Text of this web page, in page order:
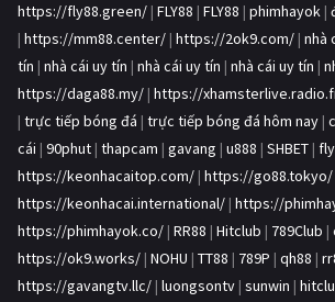
https://fly88.green/ | FLY88 | FLY88 | phimhayok |
| https://mm88.center/ | https://2ok9.com/ | nhà
tín | nhà cái uy tín | nhà cái uy tín | nhà cái uy tín |
https://daga88.my/ | https://
| trực tiếp bóng đá | trực tiếp bóng đá hôm nay |
cái | 90phut | thapcam | gavang | u888 | SHBET |
https://keonhacaitop.com/ | https://go88.tokyo/
https://keonhacai.international/ | https://
https://phimhayok.co/ | RR88 | Hitclub | 789Club |
https://ok9.works/ | NOHU | TT88 | 789P | qh88 |
https://gavangtv.llc/ | luongsontv | sunwin |